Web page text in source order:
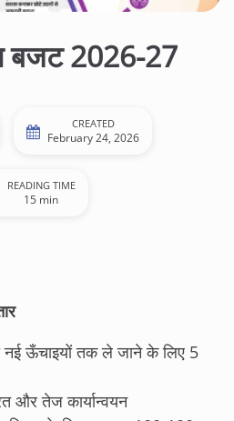
बजट 2026-27
CREATED
February 24, 2026
READING TIME
15 min
नई ऊँचाइयों तक ले जाने के लिए 5
और तेज कार्यान्वयन